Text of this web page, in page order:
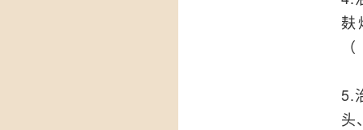
麸
5.
头